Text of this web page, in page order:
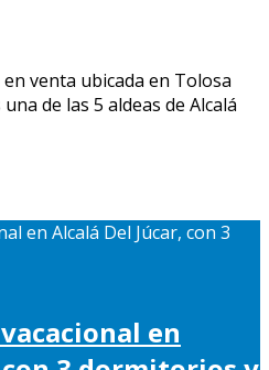
venta ubicada en Tolosa
de las 5 aldeas de Alcalá
en